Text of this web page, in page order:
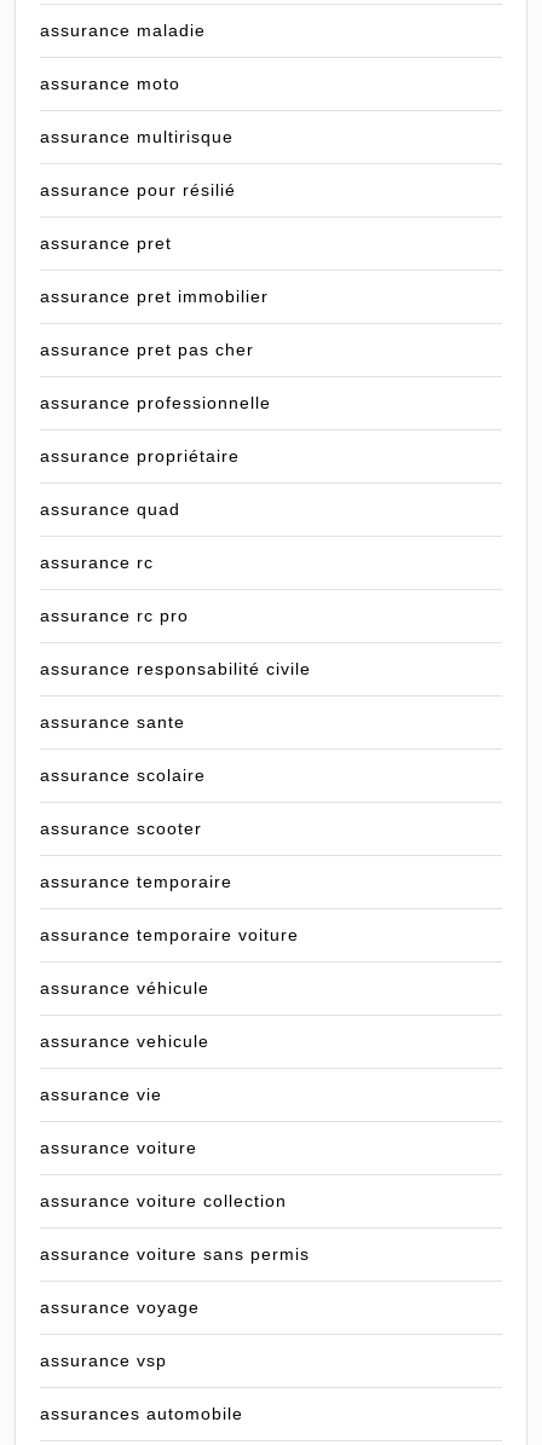
assurance maladie
assurance moto
assurance multirisque
assurance pour résilié
assurance pret
assurance pret immobilier
assurance pret pas cher
assurance professionnelle
assurance propriétaire
assurance quad
assurance rc
assurance rc pro
assurance responsabilité civile
assurance sante
assurance scolaire
assurance scooter
assurance temporaire
assurance temporaire voiture
assurance véhicule
assurance vehicule
assurance vie
assurance voiture
assurance voiture collection
assurance voiture sans permis
assurance voyage
assurance vsp
assurances automobile